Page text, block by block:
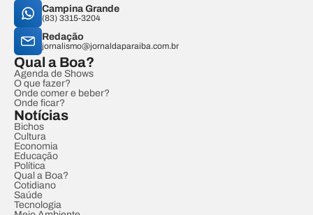
Campina Grande
(83) 3315-3204
Redação
jornalismo@jornaldaparaiba.com.br
Qual a Boa?
Agenda de Shows
O que fazer?
Onde comer e beber?
Onde ficar?
Notícias
Bichos
Cultura
Economia
Educação
Política
Qual a Boa?
Cotidiano
Saúde
Tecnologia